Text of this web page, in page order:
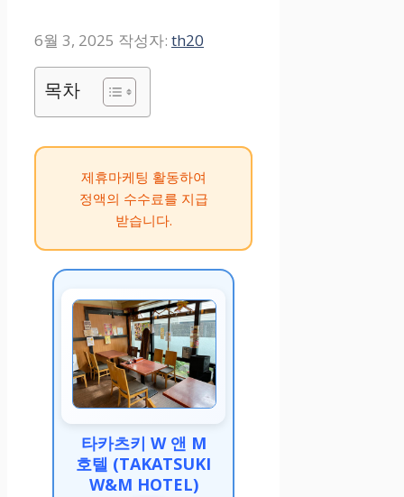
6월 3, 2025 작성자: th20
목차
제휴마케팅 활동하여
정액의 수수료를 지급
받습니다.
타카츠키 W 앤 M
호텔 (TAKATSUKI
W&M HOTEL)